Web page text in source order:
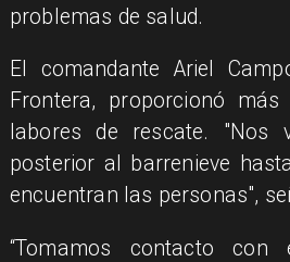
problemas de salud.
El comandante Ariel
Frontera, proporcionó
labores de rescate. "Nos
posterior al barrenieve
encuentran las personas",
“Tomamos contacto